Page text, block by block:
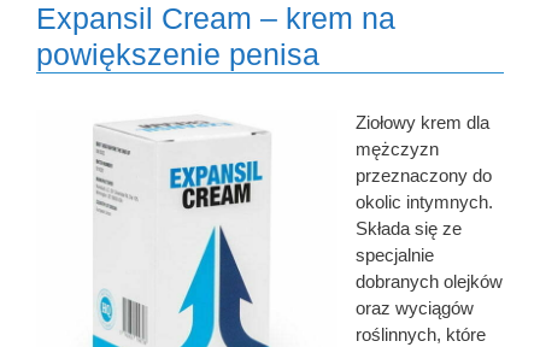
Expansil Cream – krem na
powiększenie penisa
Ziołowy krem dla
mężczyzn
przeznaczony do
okolic intymnych.
Składa się ze
specjalnie
dobranych olejków
oraz wyciągów
roślinnych, które